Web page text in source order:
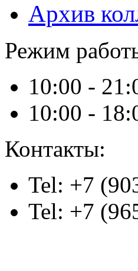
Архив
Режим
10:00 -
10:00 -
Контакты:
Tel: +7
Tel: +7